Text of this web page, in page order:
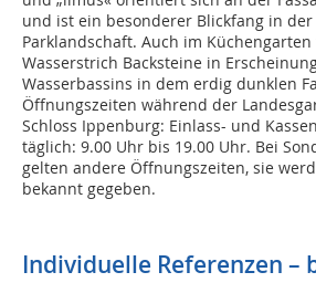
und ist ein besonderer Blickfang in
Parklandschaft. Auch im
Wasserstrich Backsteine in
Wasserbassins in dem erdig dunklen
Öffnungszeiten während der
Schloss Ippenburg: Einlass- und
täglich: 9.00 Uhr bis 19.00 Uhr. Bei
gelten andere Öffnungszeiten, sie
bekannt gegeben.
Individuelle Referenzen –